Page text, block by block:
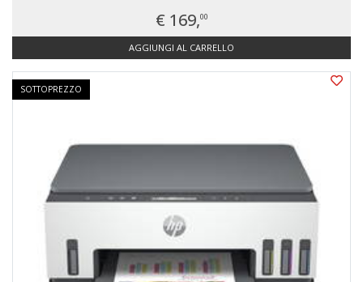
€ 169,00
AGGIUNGI AL CARRELLO
SOTTOPREZZO